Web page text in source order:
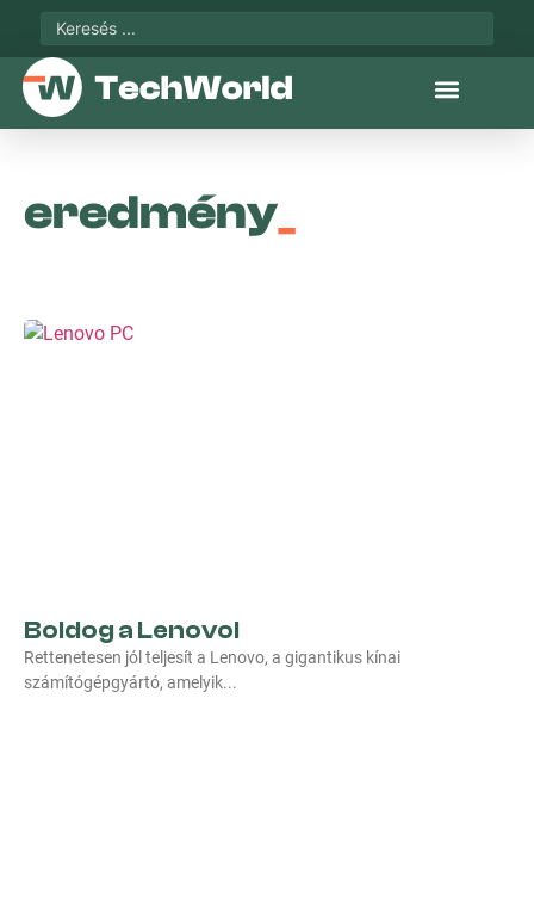
eredmény
Boldog a Lenovo!
Rettenetesen jól teljesít a Lenovo, a gigantikus kínai
számítógépgyártó, amelyik